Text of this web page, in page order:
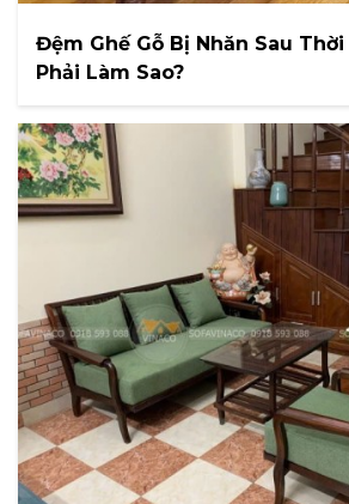
Đệm Ghế Gỗ Bị Nhăn Sau
Phải Làm Sao?